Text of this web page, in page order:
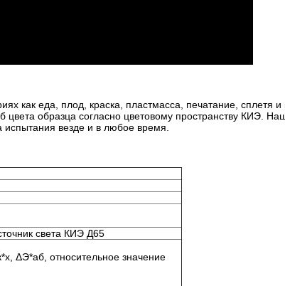
как еда, плод, краска, пластмасса, печатание, сплетя
цвета образца согласно цветовому пространству КИЭ.
испытания везде и в любое время.
света КИЭ Д65
ΔЭ*аб, относительное значение